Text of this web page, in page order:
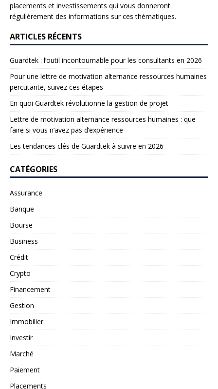
placements et investissements qui vous donneront
régulièrement des informations sur ces thématiques.
ARTICLES RÉCENTS
Guardtek : l’outil incontournable pour les consultants en 2026
Pour une lettre de motivation alternance ressources humaines
percutante, suivez ces étapes
En quoi Guardtek révolutionne la gestion de projet
Lettre de motivation alternance ressources humaines : que
faire si vous n’avez pas d’expérience
Les tendances clés de Guardtek à suivre en 2026
CATÉGORIES
Assurance
Banque
Bourse
Business
Crédit
Crypto
Financement
Gestion
Immobilier
Investir
Marché
Paiement
Placements